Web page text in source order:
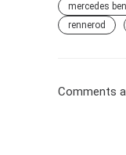
mercedes
rennerod
Comments